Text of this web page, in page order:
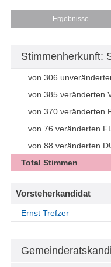
Ergebnisse
Stimmenherkunft:
...von 306
...von 385 veränderten
...von 370 veränderten
...von 76 veränderten
...von 88 veränderten
Total Stimmen
Vorsteherkandidat
Ernst Trefzer